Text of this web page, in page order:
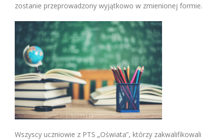
zostanie przeprowadzony wyjątkowo w zmienionej formie.
Wszyscy uczniowie z PTS „Oświata”, którzy zakwalifikowali